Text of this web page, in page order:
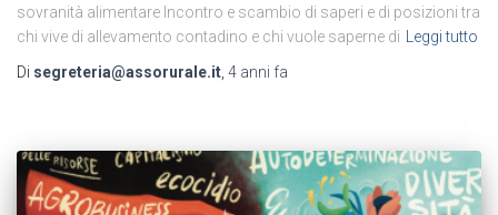
sovranità alimentare Incontro e scambio di saperi e di posizioni tra
chi vive di allevamento contadino e chi vuole saperne di Leggi tutto
Di segreteria@assorurale.it, 4 anni fa